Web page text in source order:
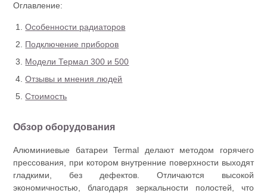
Оглавление:
Особенности радиаторов
Подключение приборов
Модели Термал 300 и 500
Отзывы и мнения людей
Стоимость
Обзор оборудования
Алюминиевые батареи Termal делают методом горячего
прессования, при котором внутренние поверхности выходят
гладкими, без дефектов. Отличаются высокой
экономичностью, благодаря зеркальности полостей, что